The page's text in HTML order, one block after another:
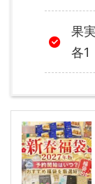
果
各1